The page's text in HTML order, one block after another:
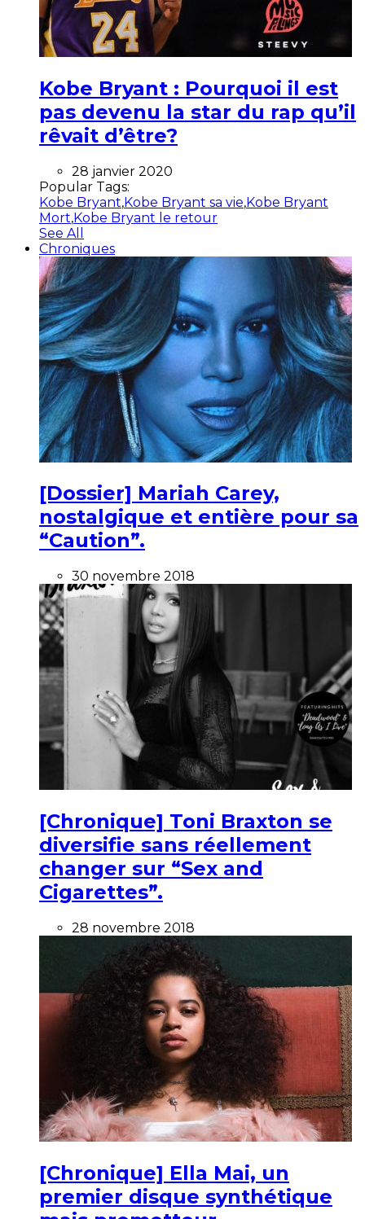
Kobe Bryant : Pourquoi il est
pas devenu la star du rap qu’il
rêvait d’être?
28 janvier 2020
Popular Tags:
Kobe Bryant,Kobe Bryant sa vie,Kobe Bryant
Mort,Kobe Bryant le retour
See All
Chroniques
[Dossier] Mariah Carey,
nostalgique et entière pour sa
“Caution”.
30 novembre 2018
[Chronique] Toni Braxton se
diversifie sans réellement
changer sur “Sex and
Cigarettes”.
28 novembre 2018
[Chronique] Ella Mai, un
premier disque synthétique